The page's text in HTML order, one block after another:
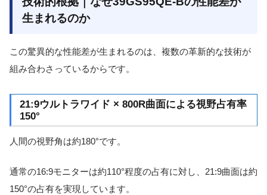
生まれるのか
この驚異的な性能差が生まれるのは、複数の革新的な技術が
組み合わさっているからです。
21:9ウルトラワイド × 800R曲面による視野占有率
150°
人間の視野角は約180°です。
通常の16:9モニターは約110°程度の占有に対し、21:9曲面は約
150°の占有を実現しています。